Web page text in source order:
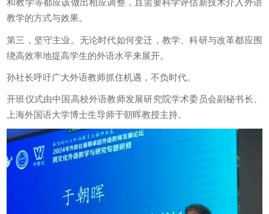
教学的方式与效果。
第三，坚守主业。无论时代如何变迁，教学、科研与改革都应围
绕高效率地提高学生的外语水平来展开。
孙社长呼吁广大外语教师抓住机遇，不负时代。
开班仪式由中国高校外语教师发展研究院学术委员会副秘书长、
上海外国语大学博士生导师于朝晖教授主持。